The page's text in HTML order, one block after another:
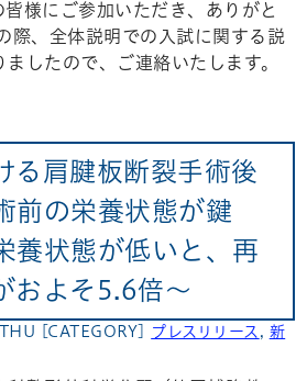
様にご参加いただき、ありがと
際、全体説明での入試に関する説
したので、ご連絡いたします。
る肩腱板断裂手術後
前の栄養状態が鍵
養状態が低いと、再
およそ5.6倍～
[CATEGORY] プレスリリース
新